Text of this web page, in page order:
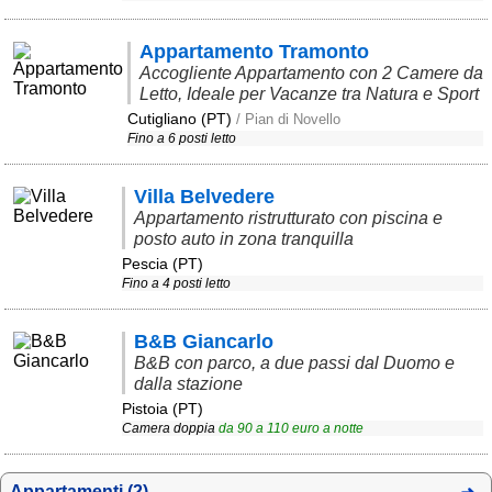
Appartamento Tramonto
Accogliente Appartamento con 2 Camere da
Letto, Ideale per Vacanze tra Natura e Sport
Cutigliano (PT) / Pian di Novello
Fino a 6 posti letto
Villa Belvedere
Appartamento ristrutturato con piscina e
posto auto in zona tranquilla
Pescia (PT)
Fino a 4 posti letto
B&B Giancarlo
B&B con parco, a due passi dal Duomo e
dalla stazione
Pistoia (PT)
Camera doppia da 90a 110euro a notte
Liguria(190)
Lombardia (177)
Marche(242)
Piemonte(117)
Puglia(786)
(456)
Trentino - Alto Adige
(102)
Valle d'Aosta(28)